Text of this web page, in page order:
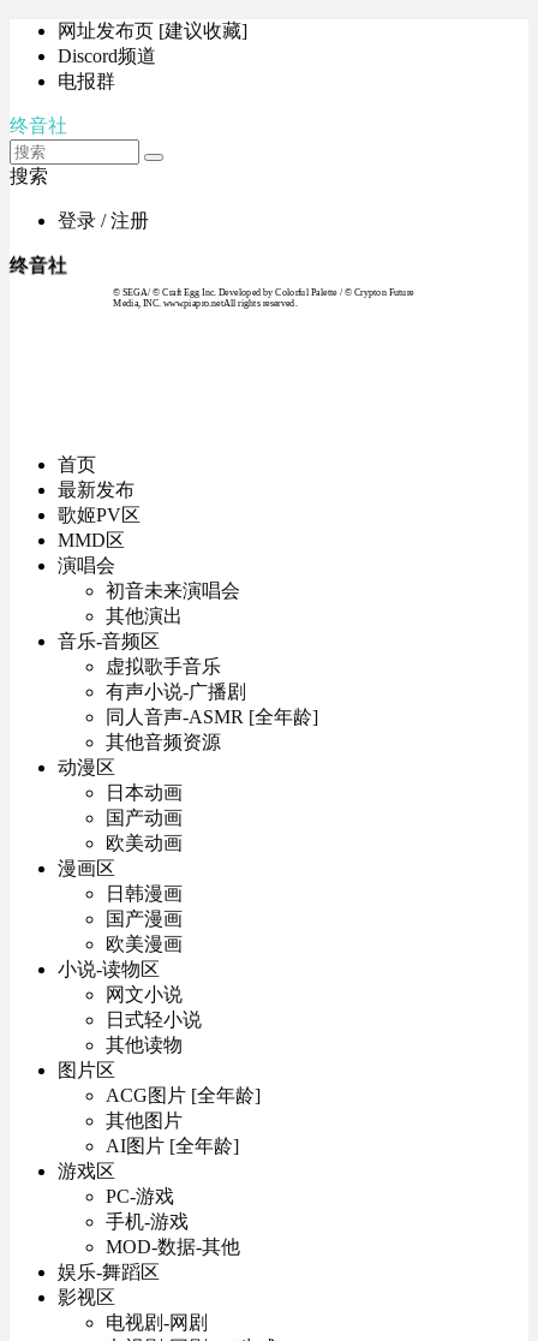
网址发布页 [建议收藏]
Discord频道
电报群
终音社
搜索
登录 / 注册
终音社
© SEGA / © Craft Egg Inc. Developed by Colorful Palette / © Crypton Future
Media, INC. www.piapro.netAll rights reserved.
首页
最新发布
歌姬PV区
MMD区
演唱会
初音未来演唱会
其他演出
音乐-音频区
虚拟歌手音乐
有声小说-广播剧
同人音声-ASMR [全年龄]
其他音频资源
动漫区
日本动画
国产动画
欧美动画
漫画区
日韩漫画
国产漫画
欧美漫画
小说-读物区
网文小说
日式轻小说
其他读物
图片区
ACG图片 [全年龄]
其他图片
AI图片 [全年龄]
游戏区
PC-游戏
手机-游戏
MOD-数据-其他
娱乐-舞蹈区
影视区
电视剧-网剧